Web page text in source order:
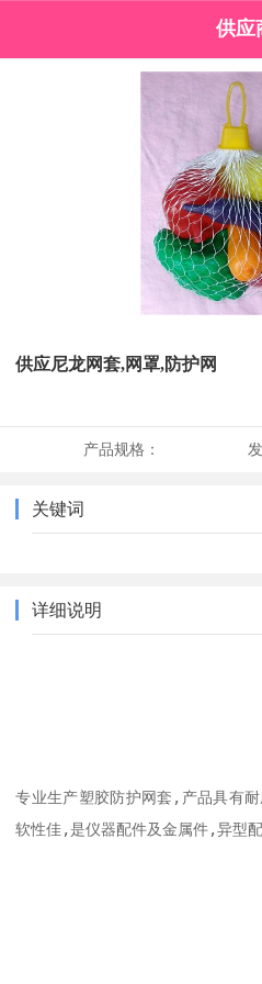
供应
供应尼龙网套,网罩,防护网
产品规格：
关键词
详细说明
专业生产塑胶防护网套,产品具有
软性佳,是仪器配件及金属件,异型